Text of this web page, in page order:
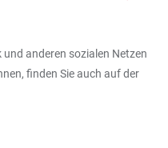
anderen sozialen Netzen
finden Sie auch auf der